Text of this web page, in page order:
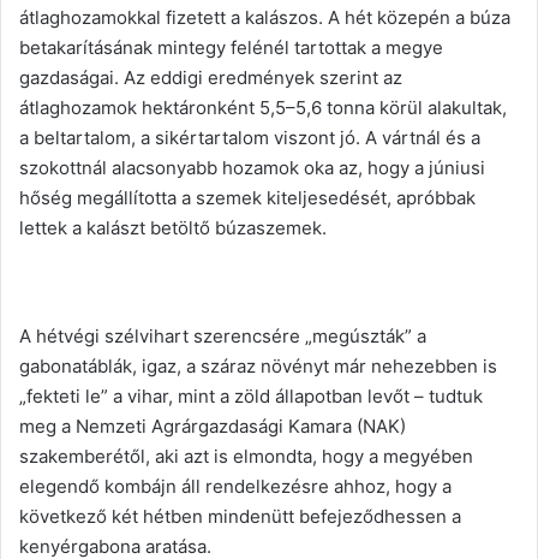
átlaghozamokkal fizetett a kalászos. A hét közepén a búza
betakarításának mintegy felénél tartottak a megye
gazdaságai. Az eddigi eredmények szerint az
átlaghozamok hektáronként 5,5–5,6 tonna körül alakultak,
a beltartalom, a sikértartalom viszont jó. A vártnál és a
szokottnál alacsonyabb hozamok oka az, hogy a júniusi
hőség megállította a szemek kiteljesedését, apróbbak
lettek a kalászt betöltő búzaszemek.
A hétvégi szélvihart szerencsére „megúszták” a
gabonatáblák, igaz, a száraz növényt már nehezebben is
„fekteti le” a vihar, mint a zöld állapotban levőt – tudtuk
meg a Nemzeti Agrárgazdasági Kamara (NAK)
szakemberétől, aki azt is elmondta, hogy a megyében
elegendő kombájn áll rendelkezésre ahhoz, hogy a
következő két hétben mindenütt befejeződhessen a
kenyérgabona aratása.